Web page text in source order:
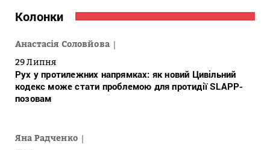
Колонки
Анастасія Соловйова
29 Липня
Рух у протилежних напрямках: як новий Цивільний
кодекс може стати проблемою для протидії SLAPP-
позовам
Яна Радченко